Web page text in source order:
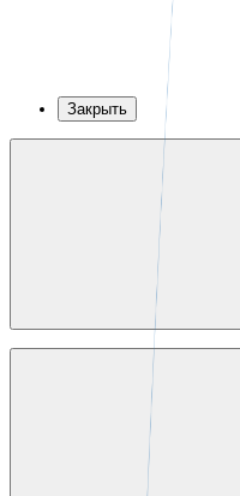
Закрыть